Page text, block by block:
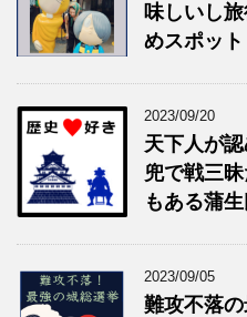
味しいし
めスポッ
2023/09/20
天下人が
兜で戦三
もある蒲
2023/09/05
難攻不落